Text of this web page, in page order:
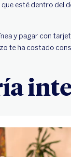
esté dentro del
y pagar con
te ha costado